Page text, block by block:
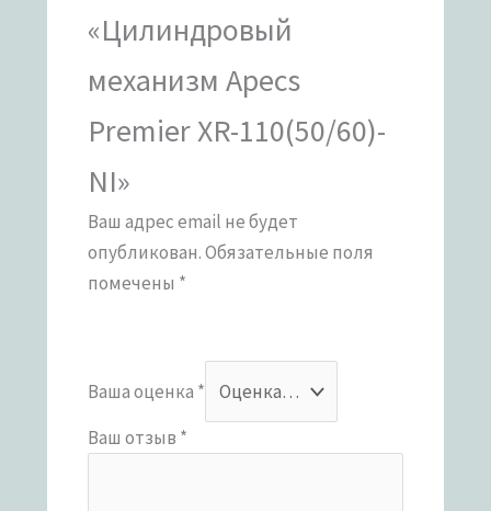
«Цилиндровый
механизм Apecs
Premier XR-110(50/60)-
NI»
Ваш адрес email не будет
опубликован.Обязательные поля
помечены *
Ваша оценка *
Ваш отзыв *